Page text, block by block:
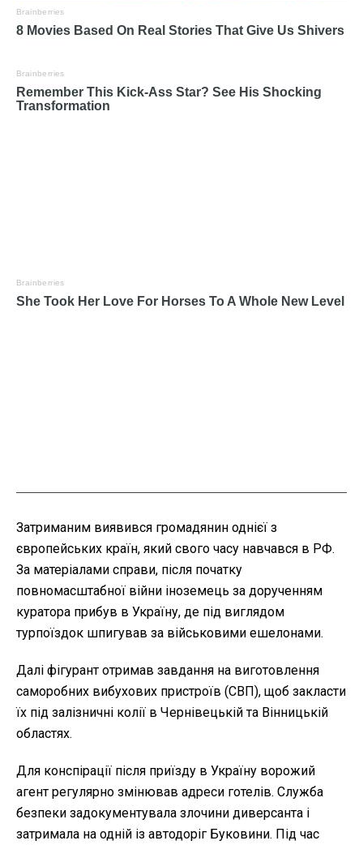
Затриманим виявився громадянин однієї з
європейських країн, який свого часу навчався в РФ.
За матеріалами справи, після початку
повномасштабної війни іноземець за дорученням
куратора прибув в Україну, де під виглядом
турпоїздок шпигував за військовими ешелонами.
Далі фігурант отримав завдання на виготовлення
саморобних вибухових пристроїв (СВП), щоб закласти
їх під залізничні колії в Чернівецькій та Вінницькій
областях.
Для конспірації після приїзду в Україну ворожий
агент регулярно змінював адреси готелів. Служба
безпеки задокументувала злочини диверсанта і
затримала на одній із автодоріг Буковини. Під час